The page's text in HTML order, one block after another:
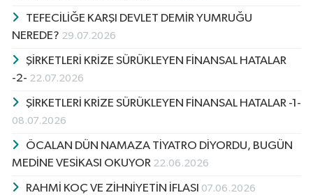
TEFECİLİĞE KARŞI DEVLET DEMİR YUMRUĞU
NEREDE? 29.07.2026
ŞİRKETLERİ KRİZE SÜRÜKLEYEN FİNANSAL HATALAR
-2- 22.07.2026
ŞİRKETLERİ KRİZE SÜRÜKLEYEN FİNANSAL HATALAR -1-
08.07.2026
ÖCALAN DÜN NAMAZA TİYATRO DİYORDU, BUGÜN
MEDİNE VESİKASI OKUYOR 22.06.2026
RAHMİ KOÇ VE ZİHNİYETİN İFLASI 07.06.2026